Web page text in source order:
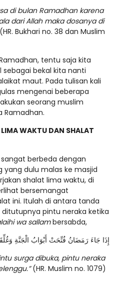
di bulan Ramadhan karena
dari Allah maka dosanya di
Bukhari no. 38 dan Muslim
tentu saja kita
bekal kita nanti
maut. Pada tulisan kali
mengenai beberapa
seorang muslim
Ramadhan.
WAKTU DAN SHALAT
berbeda dengan
yang dulu malas ke masjid
shalat lima waktu, di
bersemangat
ini. Itulah di antara tanda
pintu neraka ketika
wa sallambersabda,
إِذَا جَاءَ رَمَضَانُ فُتِّحَتْ أَبْوَابُ الْجَنَّةِ
surga dibuka, pintu neraka
(HR. Muslim no. 1079)